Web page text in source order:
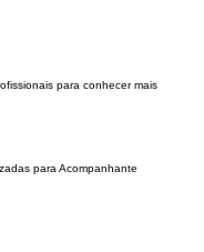
para conhecer mais
para Acompanhante